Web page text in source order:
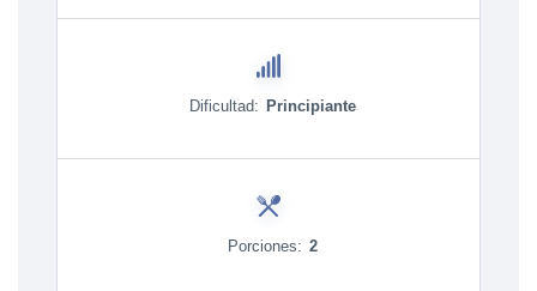
Dificultad: Principiante
Porciones: 2